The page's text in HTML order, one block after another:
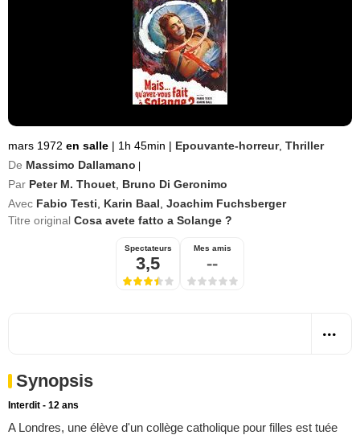
mars 1972 en salle | 1h 45min | Epouvante-horreur, Thriller
De Massimo Dallamano
Par Peter M. Thouet Bruno Di Geronimo
Avec Fabio Testi Karin Baal Joachim Fuchsberger
Titre original Cosa avete fatto a Solange ?
Spectateurs
3,5
Mes amis
--
Synopsis
Interdit - 12 ans
A Londres, une élève d'un collège catholique pour filles est tuée